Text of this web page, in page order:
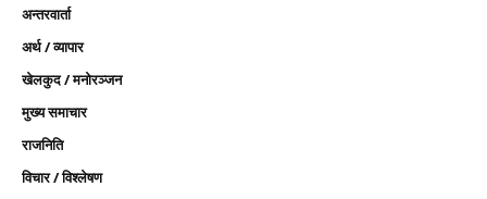
अन्तरवार्ता
अर्थ / व्यापार
खेलकुद / मनोरञ्जन
मुख्य समाचार
राजनिति
विचार / विश्लेषण